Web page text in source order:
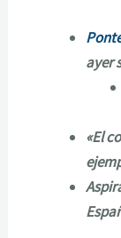
ayer
«El